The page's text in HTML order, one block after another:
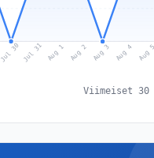
Jul 30 Jul 31 Aug 1 Aug 2 Aug 3 Aug 4 Aug 5
Viimeiset 30